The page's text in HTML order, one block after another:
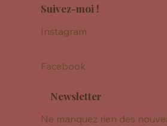
Suivez-moi !
Instagram
Facebook
Newsletter
Ne manquez rien des